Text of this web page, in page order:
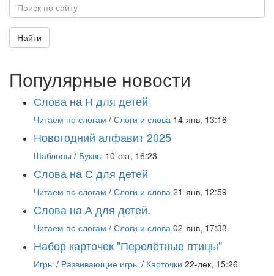
Найти
Популярные новости
Слова на Н для детей
Читаем по слогам / Слоги и слова 14-янв, 13:16
Новогодний алфавит 2025
Шаблоны / Буквы 10-окт, 16:23
Слова на С для детей
Читаем по слогам / Слоги и слова 21-янв, 12:59
Слова на А для детей.
Читаем по слогам / Слоги и слова 02-янв, 17:33
Набор карточек "Перелётные птицы"
Игры / Развивающие игры / Карточки 22-дек, 15:26